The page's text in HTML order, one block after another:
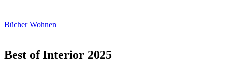
Bücher Wohnen
Best of Interior 2025